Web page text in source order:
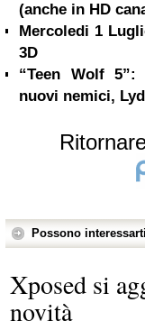
(anche in HD
Mercoledi 1
3D
“Teen Wolf
nuovi nemici,
Possono
Xposed si
novità